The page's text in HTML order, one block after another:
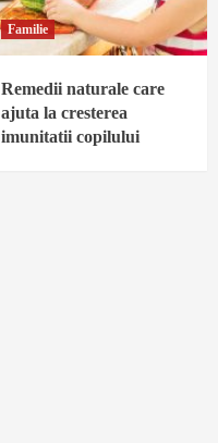
Familie
Remedii naturale care
ajuta la cresterea
imunitatii copilului